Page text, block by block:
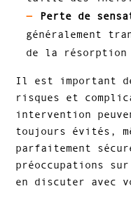
Perte de
généralement
de la résorption
Il est important
risques et
intervention
toujours évités,
parfaitement
préoccupations
en discuter avec